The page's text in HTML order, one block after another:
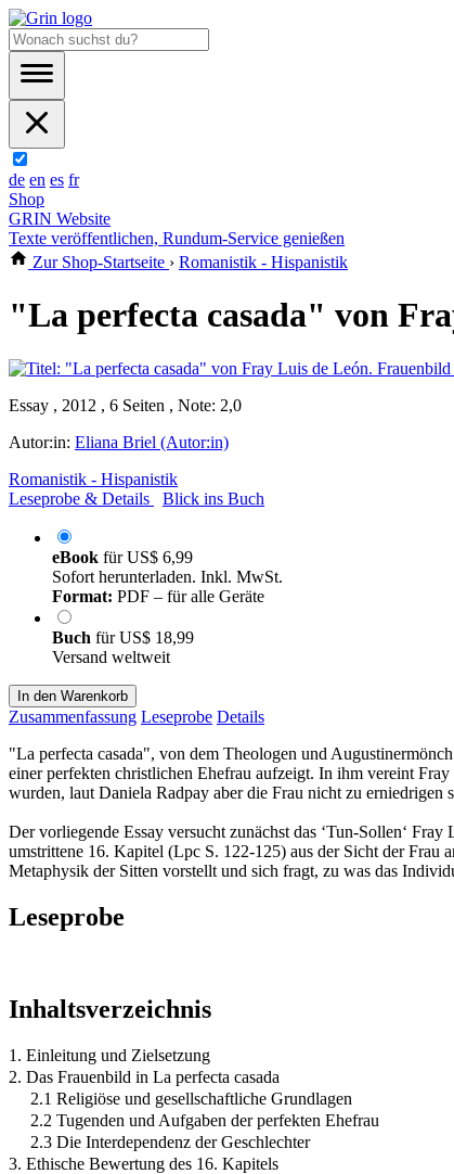
de en es fr
Shop
GRIN Website
Texte veröffentlichen, Rundum-Service genießen
Zur Shop-Startseite › Romanistik - Hispanistik
"La perfecta casada" von
Essay , 2012 , 6 Seiten , Note: 2,0
Autor:in: Eliana Briel (Autor:in)
Romanistik - Hispanistik
Leseprobe & Details
Blick ins Buch
eBook fürUS$ 6,99
Sofort herunterladen. Inkl. MwSt.
Format: PDF – für alle Geräte
Buch fürUS$ 18,99
Versand weltweit
In den Warenkorb
Zusammenfassung Leseprobe Details
"La perfecta casada", von dem Theologen und
einer perfekten christlichen Ehefrau aufzeigt. In ihm vereint
wurden, laut Daniela Radpay aber die Frau nicht zu
Der vorliegende Essay versucht zunächst das ‘Tun-Sollen‘
umstrittene 16. Kapitel (Lpc S. 122-125) aus der Sicht der Frau
Metaphysik der Sitten vorstellt und sich fragt, zu was das
Leseprobe
Inhaltsverzeichnis
1. Einleitung und Zielsetzung
2. Das Frauenbild in La perfecta casada
2.1 Religiöse und gesellschaftliche Grundlagen
2.2 Tugenden und Aufgaben der perfekten Ehefrau
2.3 Die Interdependenz der Geschlechter
3. Ethische Bewertung des 16. Kapitels